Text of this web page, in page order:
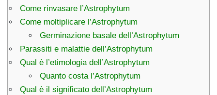
Come rinvasare l’Astrophytum
Come moltiplicare l’Astrophytum
Germinazione basale dell’Astrophytum
Parassiti e malattie dell’Astrophytum
Qual è l’etimologia dell’Astrophytum
Quanto costa l’Astrophytum
Qual è il significato dell’Astrophytum